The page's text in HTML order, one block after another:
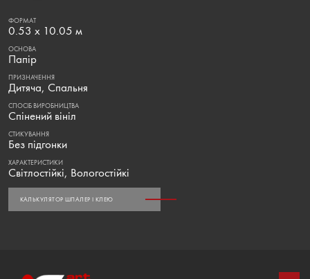
ФОРМАТ
0.53 х 10.05 м
ОСНОВА
Папір
ПРИЗНАЧЕННЯ
Дитяча, Спальня
СПОСІБ ВИРОБНИЦТВА
Спінений вініл
СТИКУВАННЯ
Без підгонки
ХАРАКТЕРИСТИКИ
Світлостійкі, Вологостійкі
КАЛЬКУЛЯТОР ШПАЛЕР І КЛЕЮ